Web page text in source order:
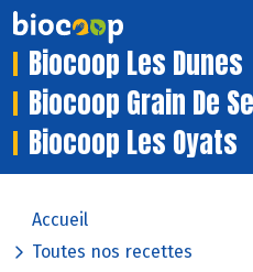
Biocoop Les Dunes
Biocoop Grain De
Biocoop Les Oyats
Accueil
Toutes nos recettes